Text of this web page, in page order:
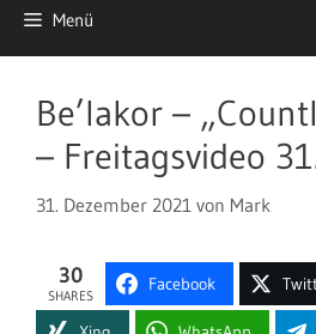
Menü
Be’lakor –
– Freitagsvideo
31. Dezember 2021 von Mark
30
SHARES
Facebook